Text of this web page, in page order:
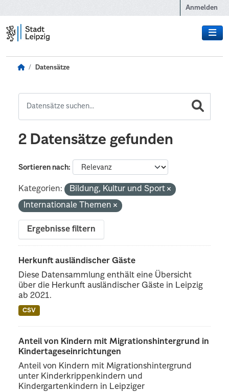
Anmelden
Datensätze
2 Datensätze gefunden
Sortieren nach
Kategorien:
Bildung, Kultur und Sport
Internationale Themen
Ergebnisse filtern
Herkunft ausländischer Gäste
Diese Datensammlung enthält eine Übersicht
über die Herkunft ausländischer Gäste in Leipzig
ab 2021.
CSV
Anteil von Kindern mit Migrationshintergrund in
Kindertageseinrichtungen
Anteil von Kindern mit Migrationshintergrund
unter Kinderkrippenkindern und
Kindergartenkindern in Leipziger